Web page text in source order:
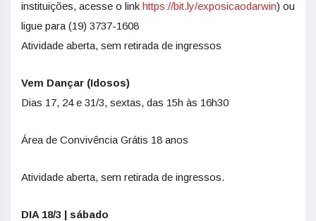
instituições, acesse o link https://bit.ly/exposicaodarwin) ou
ligue para (19) 3737-1608
Atividade aberta, sem retirada de ingressos
Vem Dançar (Idosos)
Dias 17, 24 e 31/3, sextas, das 15h às 16h30
Área de Convivência Grátis 18 anos
Atividade aberta, sem retirada de ingressos.
DIA 18/3 | sábado